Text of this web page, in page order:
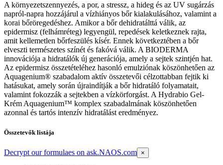
A környezetszennyezés, a por, a stressz, a hideg és az UV sugárzás
napról-napra hozzájárul a vízhiányos bőr kialakulásához, valamint a
korai bőröregedéshez. Amikor a bőr dehidratálttá válik, az
epidermisz (felhámréteg) legyengül, repedések keletkeznek rajta,
amit kellemetlen bőrfeszülés kísér. Ennek következtében a bőr
elveszti természetes színét és fakóvá válik. A BIODERMA
innovációja a hidratálók új generációja, amely a sejtek szintjén hat.
Az epidermisz összetételéhez hasonló emulziónak köszönhetően az
Aquagenium® szabadalom aktív összetevői célzottabban fejtik ki
hatásukat, amely során újraindítják a bőr hidratáló folyamatait,
valamint fokozzák a sejtekben a vízkörforgást. A Hydrabio Gel-
Krém Aquagenium™ komplex szabadalmának köszönhetően
azonnal és tartós intenzív hidratálást eredményez.
Összetevők listája
Decrypt our formulaes on ask.NAOS.com ×